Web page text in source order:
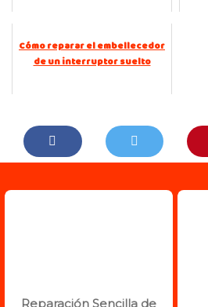
Cómo reparar el embellecedor
de un interruptor suelto
Reparación Sencilla de